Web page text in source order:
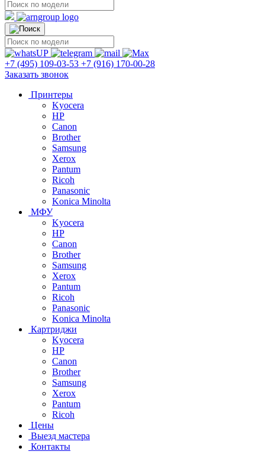
+7 (495) 109-03-53 +7 (916) 170-00-28
Заказать звонок
Принтеры
Kyocera
HP
Canon
Brother
Samsung
Xerox
Pantum
Ricoh
Panasonic
Konica Minolta
МФУ
Kyocera
HP
Canon
Brother
Samsung
Xerox
Pantum
Ricoh
Panasonic
Konica Minolta
Картриджи
Kyocera
HP
Canon
Brother
Samsung
Xerox
Pantum
Ricoh
Цены
Выезд мастера
Контакты